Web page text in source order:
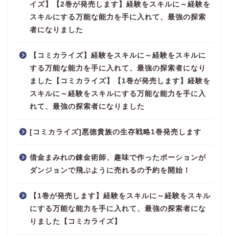
イズ】【2巻が発売します】経験をスキルに～経験を
スキルにする万能な能力を手に入れて、最強の探索
者になりました
【コミカライズ】経験をスキルに～経験をスキルに
する万能な能力を手に入れて、最強の探索者になり
ました【コミカライズ】【1巻が発売します】経験を
スキルに～経験をスキルにする万能な能力を手に入
れて、最強の探索者になりました
[コミカライズ]悪徳貴族の生存戦略1巻発売します
借金まみれの錬金術師、趣味で作ったポーションが
ダンジョンで飛ぶように売れるの予約を開始！
【1巻が発売します】経験をスキルに～経験をスキル
にする万能な能力を手に入れて、最強の探索者にな
りました【コミカライズ】